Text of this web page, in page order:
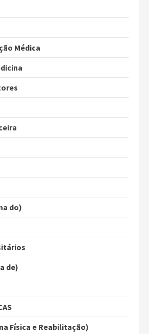
Médica
do)
de)
Física e Reabilitação)